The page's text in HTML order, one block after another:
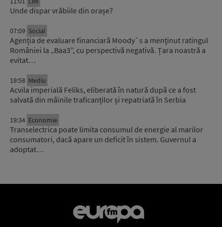
Unde dispar vrăbiile din orașe?
07:09 Social
Agenția de evaluare financiară Moody`s a menținut ratingul
României la „Baa3”, cu perspectivă negativă. Țara noastră a
evitat…
19:58 Mediu
Acvila imperială Feliks, eliberată în natură după ce a fost
salvată din mâinile traficanților și repatriată în Serbia
19:34 Economie
Transelectrica poate limita consumul de energie al marilor
consumatori, dacă apare un deficit în sistem. Guvernul a
adoptat…